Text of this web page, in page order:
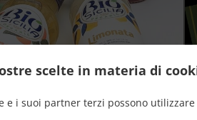
scelte in materia di
e i suoi partner terzi possono